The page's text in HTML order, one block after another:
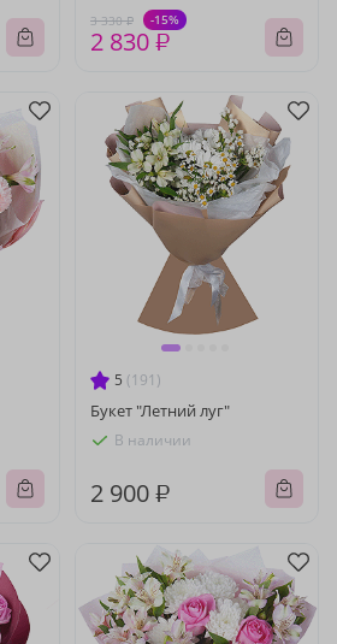
3 330 ₽ -15%
2 830 ₽
5 (191)
Букет "Летний луг"
В наличии
2 900 ₽